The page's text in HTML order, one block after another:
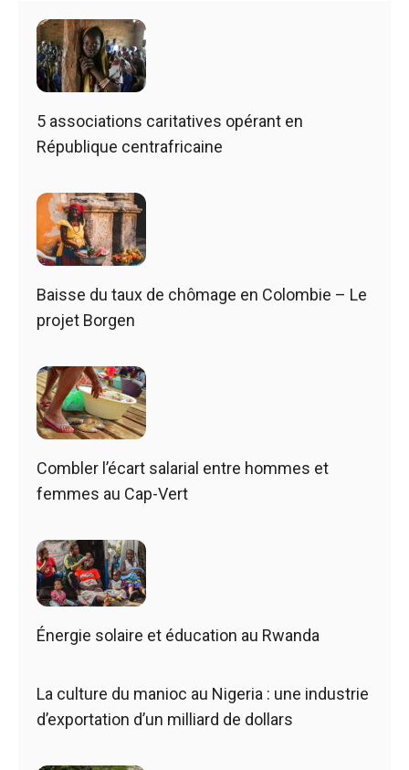
5 associations caritatives opérant en
République centrafricaine
Baisse du taux de chômage en Colombie – Le
projet Borgen
Combler l’écart salarial entre hommes et
femmes au Cap-Vert
Énergie solaire et éducation au Rwanda
La culture du manioc au Nigeria : une industrie
d’exportation d’un milliard de dollars